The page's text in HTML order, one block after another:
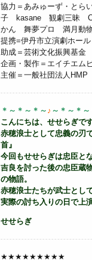
協力＝あみゅーず・と
子 kasane 観劇三昧
かん 舞夢プロ 満月動
提携=伊丹市立演劇ホール
助成＝芸術文化振興基金
企画・製作＝エイチエム
主催＝一般社団法人HMP
＊～＊～＊～ ♪ ～＊～＊～
こんにちは、せせらぎです
赤穂浪士として忠義の刃
首』
今回もせせらぎは忠臣と
吉良を討った後の忠臣蔵
の物語。
赤穂浪士たちが武士とし
実際の討ち入りの日で上
せせらぎ
★★★★★★★★★